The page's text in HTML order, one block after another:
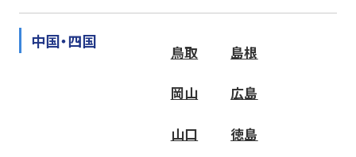
中国・四国
鳥取 島根
岡山 広島
山口 徳島